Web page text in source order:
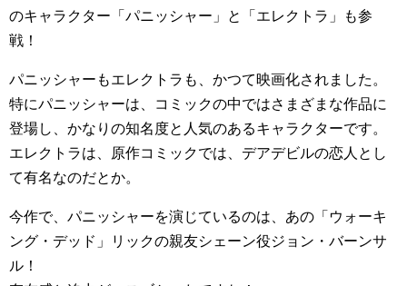
のキャラクター「パニッシャー」と「エレクトラ」も参
戦！
パニッシャーもエレクトラも、かつて映画化されました。
特にパニッシャーは、コミックの中ではさまざまな作品に
登場し、かなりの知名度と人気のあるキャラクターです。
エレクトラは、原作コミックでは、デアデビルの恋人とし
て有名なのだとか。
今作で、パニッシャーを演じているのは、あの「ウォーキ
ング・デッド」リックの親友シェーン役ジョン・バーンサ
ル！